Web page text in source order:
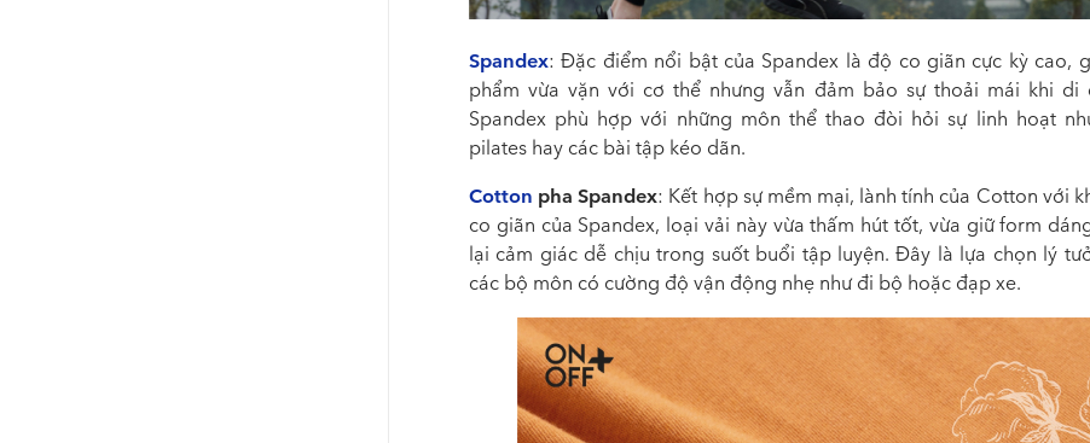
Spandex: Đặc điểm nổi bật của Spandex là độ co giãn cực kỳ cao,
phẩm vừa vặn với cơ thể nhưng vẫn đảm bảo sự thoải mái khi di
Spandex phù hợp với những môn thể thao đòi hỏi sự linh hoạt
pilates hay các bài tập kéo dãn.
Cotton pha Spandex: Kết hợp sự mềm mại, lành tính của Cotton với
co giãn của Spandex, loại vải này vừa thấm hút tốt, vừa giữ form
lại cảm giác dễ chịu trong suốt buổi tập luyện. Đây là lựa chọn lý
các bộ môn có cường độ vận động nhẹ như đi bộ hoặc đạp xe.